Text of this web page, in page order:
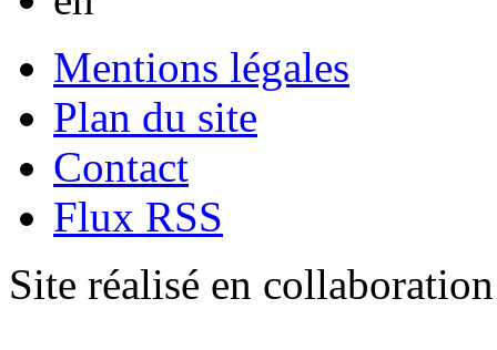
Mentions légales
Plan du site
Contact
Flux RSS
Site réalisé en